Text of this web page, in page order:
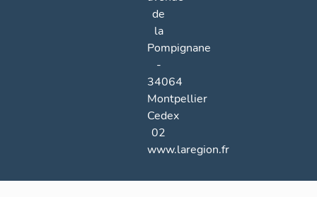
de
la
Pompignane
-
34064
Montpellier
Cedex
02
www.laregion.fr